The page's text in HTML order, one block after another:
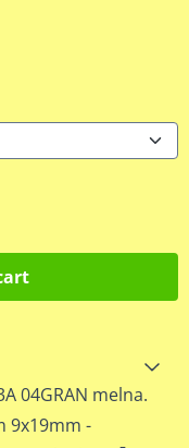
04GRAN melna.
9x19mm -